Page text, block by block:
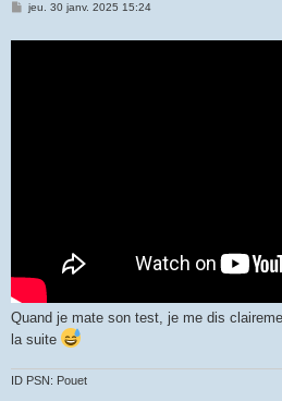
jeu. 30 janv. 2025 15:24
Quand je mate son test, je me dis
la suite
ID PSN: Pouet